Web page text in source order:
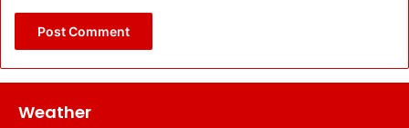
Weather